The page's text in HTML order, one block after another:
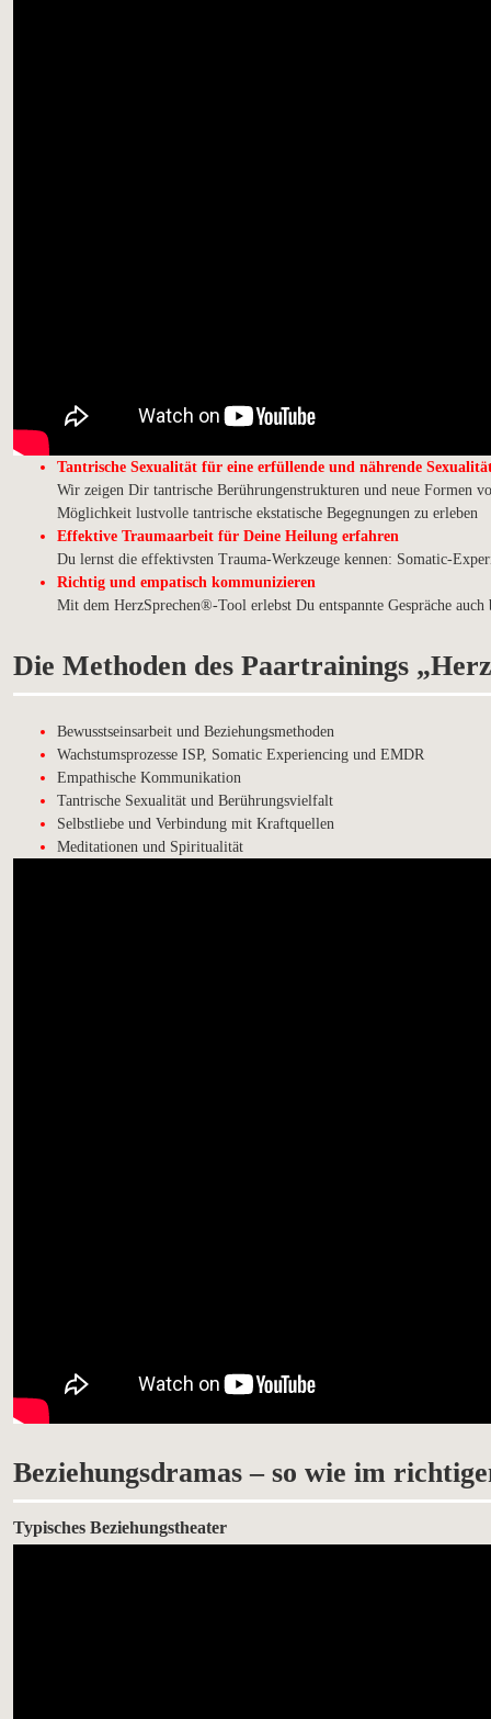
Tantrische Sexualität für eine erfüllende und nährende
Wir zeigen Dir tantrische Berührungenstrukturen und neue Formen
Möglichkeit lustvolle tantrische ekstatische Begegnungen zu erleben
Effektive Traumaarbeit für Deine Heilung erfahren
Du lernst die effektivsten Trauma-Werkzeuge kennen: Somatic-
Richtig und empatisch kommunizieren
Mit dem HerzSprechen®-Tool erlebst Du entspannte Gespräche
Die Methoden des Paartrainings
Bewusstseinsarbeit und Beziehungsmethoden
Wachstumsprozesse ISP, Somatic Experiencing und EMDR
Empathische Kommunikation
Tantrische Sexualität und Berührungsvielfalt
Selbstliebe und Verbindung mit Kraftquellen
Meditationen und Spiritualität
Beziehungsdramas – so wie im
Typisches Beziehungstheater